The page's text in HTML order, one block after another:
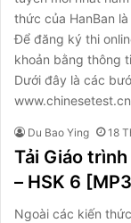
thức của HanBan
Để đăng ký thi
khoản bằng thông
Dưới đây là các
Du Bao Ying 18
Tải Giáo
– HSK 6
Ngoài các kiến